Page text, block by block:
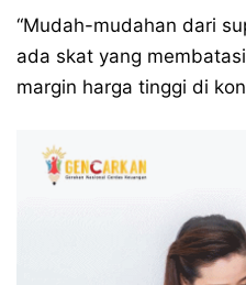
“Mudah-mudahan dari
ada skat yang
margin harga tinggi di